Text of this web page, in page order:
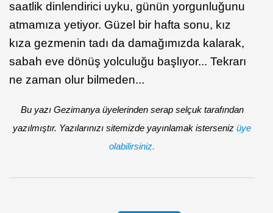
saatlik dinlendirici uyku, günün yorgunluğunu
atmamıza yetiyor. Güzel bir hafta sonu, kız
kıza gezmenin tadı da damağımızda kalarak,
sabah eve dönüş yolculuğu başlıyor... Tekrarı
ne zaman olur bilmeden...
Bu yazı Gezimanya üyelerinden serap selçuk tarafından
yazılmıştır. Yazılarınızı sitemizde yayınlamak isterseniz üye
olabilirsiniz.